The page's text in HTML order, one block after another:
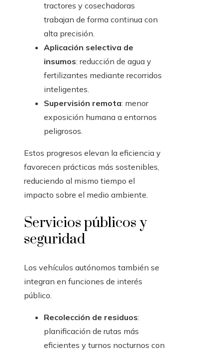
tractores y cosechadoras
trabajan de forma continua con
alta precisión.
Aplicación selectiva de
insumos: reducción de agua y
fertilizantes mediante recorridos
inteligentes.
Supervisión remota: menor
exposición humana a entornos
peligrosos.
Estos progresos elevan la eficiencia y
favorecen prácticas más sostenibles,
reduciendo al mismo tiempo el
impacto sobre el medio ambiente.
Servicios públicos y
seguridad
Los vehículos autónomos también se
integran en funciones de interés
público.
Recolección de residuos:
planificación de rutas más
eficientes y turnos nocturnos con